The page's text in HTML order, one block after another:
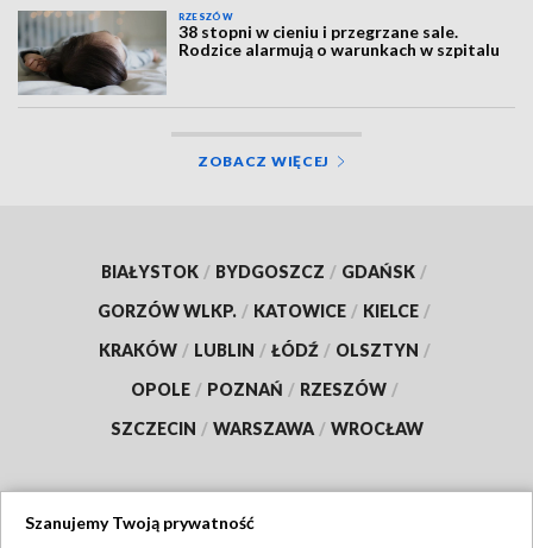
RZESZÓW
38 stopni w cieniu i przegrzane sale.
Rodzice alarmują o warunkach w szpitalu
ZOBACZ WIĘCEJ
BIAŁYSTOK / BYDGOSZCZ / GDAŃSK /
GORZÓW WLKP. / KATOWICE / KIELCE /
KRAKÓW / LUBLIN / ŁÓDŹ / OLSZTYN /
OPOLE / POZNAŃ / RZESZÓW /
SZCZECIN / WARSZAWA / WROCŁAW
Szanujemy Twoją prywatność